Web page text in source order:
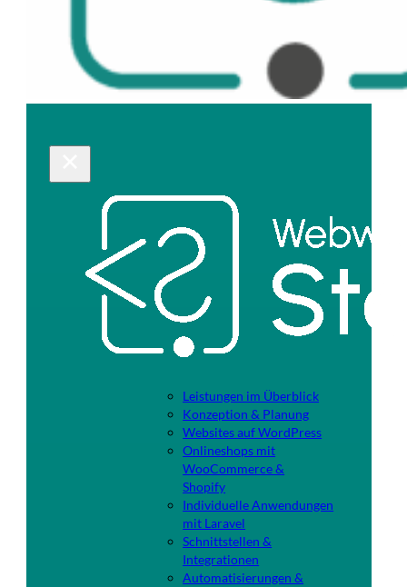
Leistungen im Überblick
Konzeption & Planung
Websites auf WordPress
Onlineshops mit
WooCommerce &
Shopify
Individuelle Anwendungen
mit Laravel
Schnittstellen &
Integrationen
Automatisierungen &